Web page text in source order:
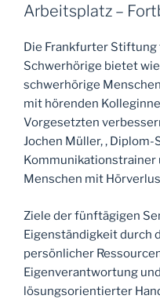
Arbeitsplatz –
Die Frankfurter Stiftung
Schwerhörige bietet
schwerhörige
mit hörenden
Vorgesetzten
Jochen Müller, , Diplom-
Menschen mit
Ziele der fünftägigen
Eigenständigkeit durch
persönlicher
Eigenverantwortung
lösungsorientierter